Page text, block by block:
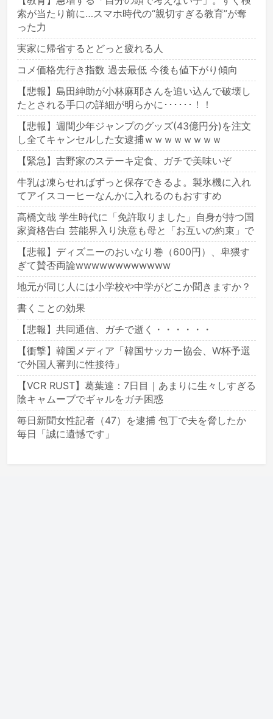
索が当たり前に…スマホ時代の“親切すぎる教育”が奪
った力
実家に帰省するとどっと疲れる人
コメ価格先行き指数 過去最低 今後も値下がり傾向
【悲報】島田紳助が小林麻耶さんを追い込んで破壊し
たとされる手口の詳細が明らかに･･････！！
【悲報】週間少年ジャンプのグッズ(43億円分)を注文
し全てキャンセルした女逮捕ｗｗｗｗｗｗｗｗ
【緊急】吉野家のステーキ定食、ガチで美味いぞ
牛乳は凍らせればずっと保存できるよ。製氷機に入れ
てアイスコーヒーなんかに入れるのもおすすめ
高橋文哉 学生時代に「免許取りました」自身が持つ国
家資格告白 芸能界入り決意も母と「お互いの約束」で
【悲報】ディズニーのおいなり巻（600円）、卑猥す
ぎて賛否両論wwwwwwwwwwww
地元が同じ人には小学校や中学がどこか聞きますか？
書くことの効果
【悲報】共同通信、ガチで逝く・・・・・・
【衝撃】韓国メディア「韓国サッカー協会、W杯予選
で外国人審判に性接待」
【VCR RUST】葛葉達：7日目｜あまりに生々しすぎる
陰キャムーブでギャルをガチ困惑
毎日新聞女性記者（47）を逮捕 包丁で夫を脅したか
毎日「誠に遺憾です」